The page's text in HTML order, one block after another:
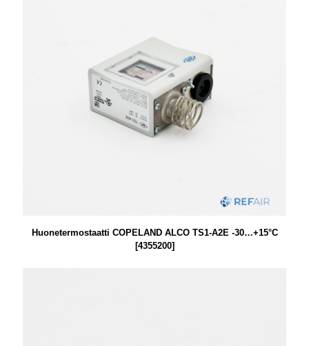
Huonetermostaatti COPELAND ALCO TS1-A2E -30…+15°C
[4355200]